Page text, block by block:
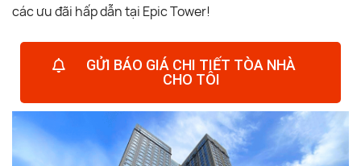
các ưu đãi hấp dẫn tại Epic Tower!
GỬI BÁO GIÁ CHI TIẾT TÒA NHÀ
CHO TÔI